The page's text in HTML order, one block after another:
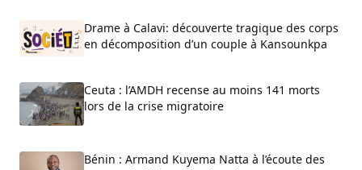
Drame à Calavi: découverte tragique des corps
en décomposition d’un couple à Kansounkpa
Ceuta : l’AMDH recense au moins 141 morts
lors de la crise migratoire
Bénin : Armand Kuyema Natta à l’écoute des